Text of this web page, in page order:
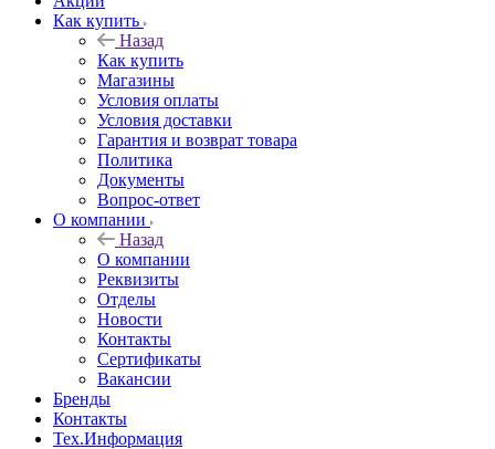
Как купить
Назад
Как купить
Магазины
Условия оплаты
Условия доставки
Гарантия и возврат товара
Политика
Документы
Вопрос-ответ
О компании
Назад
О компании
Реквизиты
Отделы
Новости
Контакты
Сертификаты
Вакансии
Бренды
Контакты
Тех.Информация